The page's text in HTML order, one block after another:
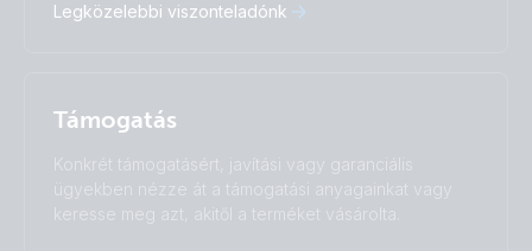
Italiano
Magyar
Suomalainen
Русский
Українська
中國人
Subscribe
Legközelebbi viszonteladónk
Támogatás
Konkrét támogatásért, javítási vagy garanciális
ügyekben nézze át a támogatási anyagainkat vagy
keresse meg azt, akitől a terméket vásárolta.